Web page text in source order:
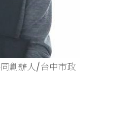
創辦人/台中市政